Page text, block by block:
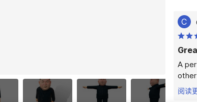
C
A
阅读